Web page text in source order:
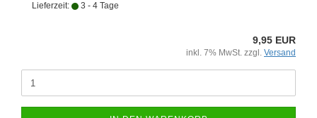
Lieferzeit: 3 - 4 Tage
9,95 EUR
inkl. 7% MwSt. zzgl. Versand